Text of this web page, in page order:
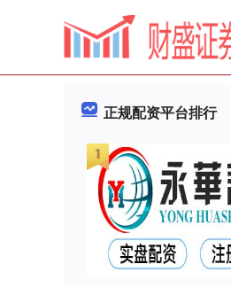
正规配资平台排行